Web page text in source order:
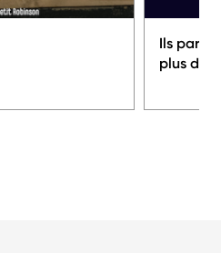
Ils
plus de